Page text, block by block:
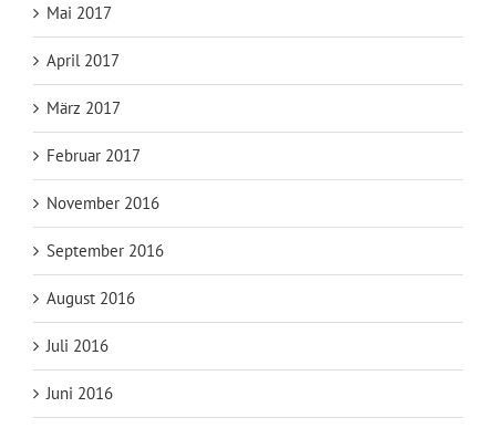
Mai 2017
April 2017
März 2017
Februar 2017
November 2016
September 2016
August 2016
Juli 2016
Juni 2016